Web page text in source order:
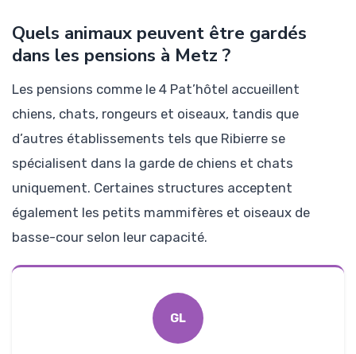
Quels animaux peuvent être gardés
dans les pensions à Metz ?
Les pensions comme le 4 Pat’hôtel accueillent
chiens, chats, rongeurs et oiseaux, tandis que
d’autres établissements tels que Ribierre se
spécialisent dans la garde de chiens et chats
uniquement. Certaines structures acceptent
également les petits mammifères et oiseaux de
basse-cour selon leur capacité.
GL